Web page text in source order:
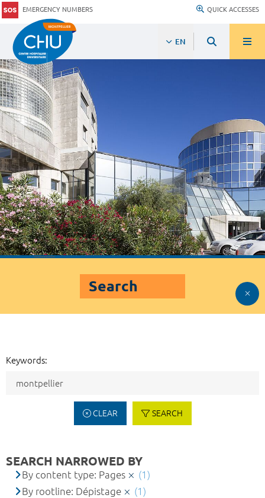
EMERGENCY NUMBERS QUICK ACCESSES
EN
Search
Keywords:
CLEAR SEARCH
SEARCH NARROWED BY
By content type: Pages
(1)
By rootline: Dépistage
(1)